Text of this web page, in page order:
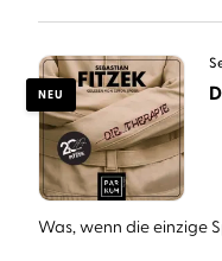
NEU
Was, wenn die einzige